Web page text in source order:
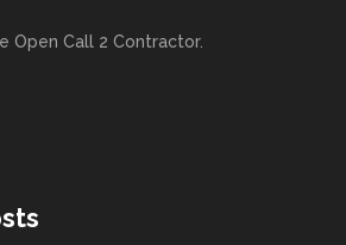
Open Call 2 Contractor.